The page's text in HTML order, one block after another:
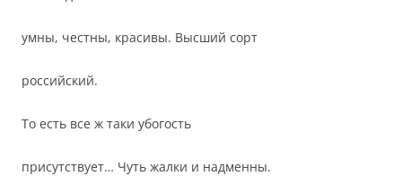
умны, честны, красивы. Высший сорт
российский.
То есть все ж таки убогость
присутствует… Чуть жалки и надменны.